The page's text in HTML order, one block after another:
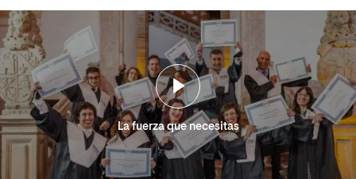
La fuerza que necesitas